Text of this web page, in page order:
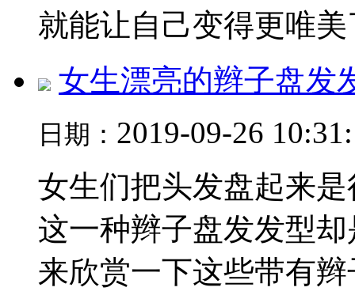
就能让自己变得更唯美
女生漂亮的辫子盘发
日期： 2019-09-26
女生们把头发盘起来
这一种辫子盘发发型
来欣赏一下这些带有